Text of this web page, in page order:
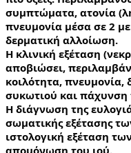
συμπτώματα, ατονία
πνευμονία μέσα σε 2
δερματική αλλοίωση.
Η κλινική εξέταση
αποβιώσει,
κοιλότητα, πνευμονία,
συκωτιού και
Η διάγνωση της
σωματικής εξέτασης
ιστολογική εξέταση
απομόνωση του ιού.